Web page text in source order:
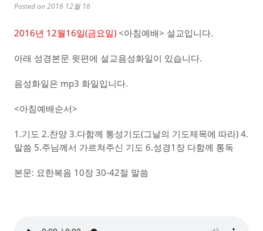
Posted on 2016 12월 16
2016년 12월16일(금요일) <아침예배> 설교입니다.
아래 성경본문 윗편에 설교음성화일이 있습니다.
음성화일은 mp3 화일입니다.
<아침예배순서>
1.기도 2.찬양 3.다함께 통성기도(그날의 기도제목에 따라) 4.
말씀 5.주님께서 가르쳐주신 기도 6.성경1장 다함께 통독
본문: 요한복음 10장 30-42절 말씀